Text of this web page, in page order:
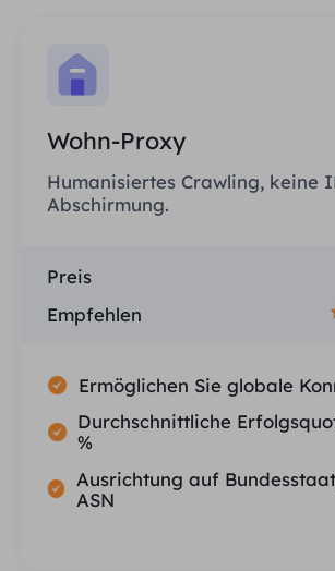
Wohn-Proxy
Humanisiertes Crawling, keine
Abschirmung.
Preis
Empfehlen
Ermöglichen Sie globale
Durchschnittliche
%
Ausrichtung auf
ASN